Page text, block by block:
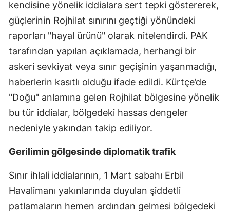
kendisine yönelik iddialara sert tepki göstererek,
güçlerinin Rojhilat sınırını geçtiği yönündeki
raporları "hayal ürünü" olarak nitelendirdi. PAK
tarafından yapılan açıklamada, herhangi bir
askeri sevkiyat veya sınır geçişinin yaşanmadığı,
haberlerin kasıtlı olduğu ifade edildi. Kürtçe’de
"Doğu" anlamına gelen Rojhilat bölgesine yönelik
bu tür iddialar, bölgedeki hassas dengeler
nedeniyle yakından takip ediliyor.
Gerilimin gölgesinde diplomatik trafik
Sınır ihlali iddialarının, 1 Mart sabahı Erbil
Havalimanı yakınlarında duyulan şiddetli
patlamaların hemen ardından gelmesi bölgedeki